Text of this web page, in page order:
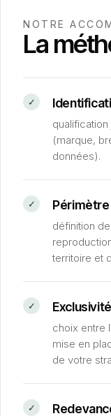
NOTRE
La
(marque,
données).
Périmètre
définition
territoire et
choix entre
mise en
de votre